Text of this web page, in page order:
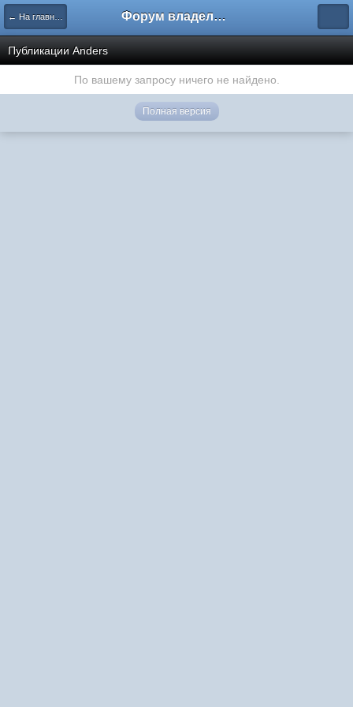
← На главную Форум владельцев интернет-магазинов
Публикации Anders
По вашему запросу ничего не найдено.
Полная версия